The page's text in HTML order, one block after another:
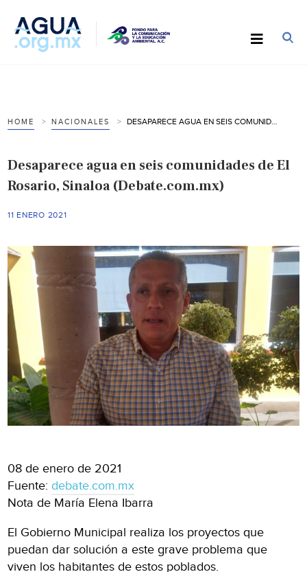
HOME NACIONALES
Desaparece agua en seis comunidades de El
Rosario, Sinaloa (Debate.com.mx)
11 ENERO 2021
08 de enero de 2021
Fuente:debate.com.mx
Nota de María Elena Ibarra
El Gobierno Municipal realiza los proyectos que
puedan dar solución a este grave problema que
viven los habitantes de estos poblados.